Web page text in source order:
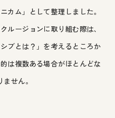
カム」として整理しました。
ルージョンに取り組む際は、
ブとは？」を考えるところか
は複数ある場合がほとんどな
せん。